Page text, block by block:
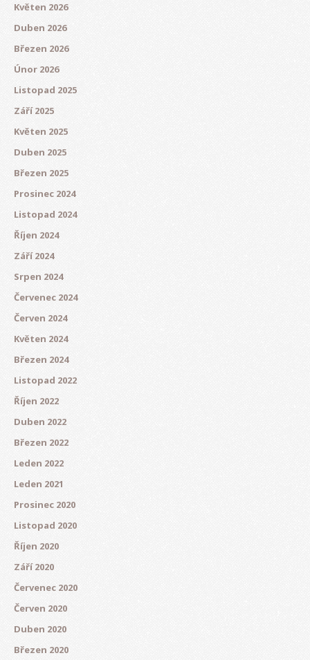
Květen 2026
Duben 2026
Březen 2026
Únor 2026
Listopad 2025
Září 2025
Květen 2025
Duben 2025
Březen 2025
Prosinec 2024
Listopad 2024
Říjen 2024
Září 2024
Srpen 2024
Červenec 2024
Červen 2024
Květen 2024
Březen 2024
Listopad 2022
Říjen 2022
Duben 2022
Březen 2022
Leden 2022
Leden 2021
Prosinec 2020
Listopad 2020
Říjen 2020
Září 2020
Červenec 2020
Červen 2020
Duben 2020
Březen 2020